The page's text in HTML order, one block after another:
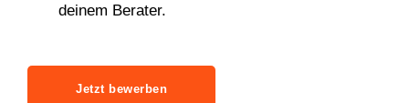
deinem Berater.
Jetzt bewerben